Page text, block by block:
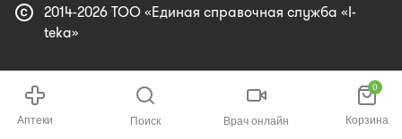
copyright 2014-2026 ТОО «Единая справочная служба «I-
teka»
Аптеки Поиск Врач онлайн
0
Корзина